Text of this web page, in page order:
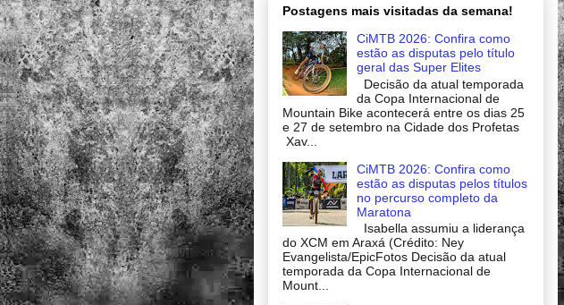
Postagens mais visitadas da semana!
CiMTB 2026: Confira como
estão as disputas pelo título
geral das Super Elites
Decisão da atual temporada
da Copa Internacional de
Mountain Bike acontecerá entre os dias 25
e 27 de setembro na Cidade dos Profetas
Xav...
CiMTB 2026: Confira como
estão as disputas pelos títulos
no percurso completo da
Maratona
Isabella assumiu a liderança
do XCM em Araxá (Crédito: Ney
Evangelista/EpicFotos Decisão da atual
temporada da Copa Internacional de
Mount...